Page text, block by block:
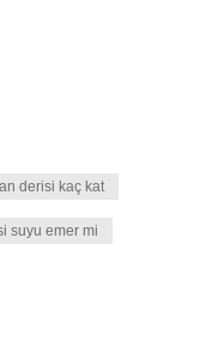
derisi kaç kat
suyu emer mi